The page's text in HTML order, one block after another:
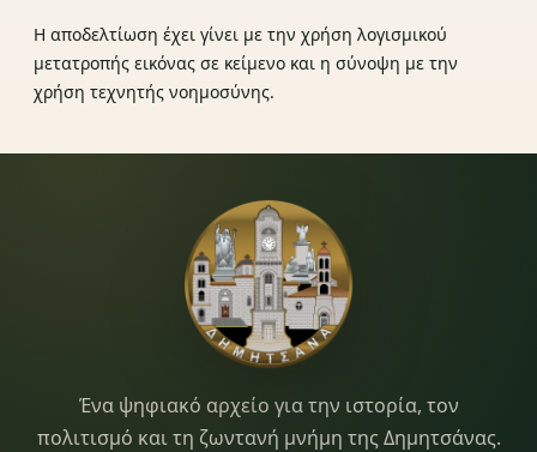
Η αποδελτίωση έχει γίνει με την χρήση λογισμικού
μετατροπής εικόνας σε κείμενο και η σύνοψη με την
χρήση τεχνητής νοημοσύνης.
Dimitsana.gr
Ένα ψηφιακό αρχείο για την ιστορία, τον
πολιτισμό και τη ζωντανή μνήμη της Δημητσάνας.